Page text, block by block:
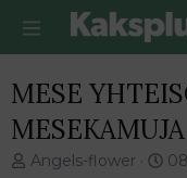
MESE
MESEKAMUJA
V
Angels-flower
E